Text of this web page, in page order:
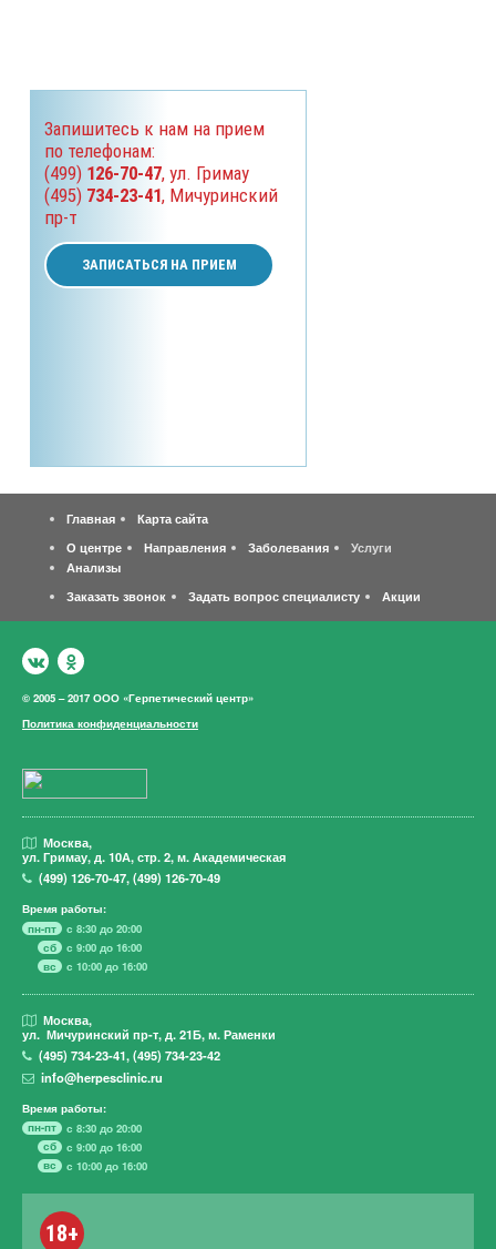
Запишитесь к нам на прием
по телефонам:
(499) 126-70-47, ул. Гримау
(495) 734-23-41, Мичуринский
пр-т
ЗАПИСАТЬСЯ НА ПРИЕМ
Главная
Карта сайта
О центре
Направления Заболевания
Услуги
Анализы
Заказать звонок
Задать вопрос специалисту Акции
© 2005 – 2017 ООО «Герпетический центр»
Политика конфиденциальности
Москва,
ул. Гримау, д. 10А, стр. 2, м. Академическая
(499)126-70-47,(499)126-70-49
Время работы:
пн-пт
с 8:30 до 20:00
сб
с 9:00 до 16:00
вс
с 10:00 до 16:00
Москва,
ул. Мичуринский пр-т, д. 21Б, м. Раменки
(495)734-23-41,(495)734-23-42
info@herpesclinic.ru
Время работы:
пн-пт
с 8:30 до 20:00
сб
с 9:00 до 16:00
вс
с 10:00 до 16:00
18+